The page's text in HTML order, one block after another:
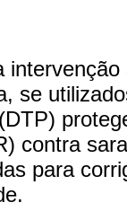
se
contra
para